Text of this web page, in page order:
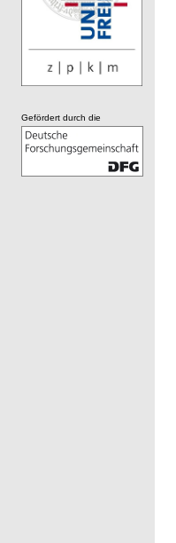
Gefördert durch die